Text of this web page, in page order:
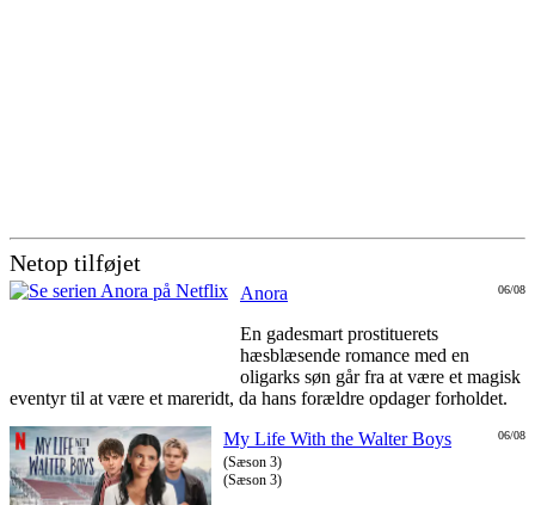
Netop tilføjet
06/08
Anora
En gadesmart prostituerets
hæsblæsende romance med en
oligarks søn går fra at være et magisk
eventyr til at være et mareridt, da hans forældre opdager forholdet.
06/08
My Life With the Walter Boys
(Sæson 3)
(Sæson 3)